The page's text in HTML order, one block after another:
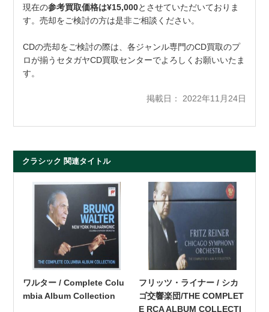
現在の参考買取価格は¥15,000とさせていただいておりま
す。売却をご検討の方は是非ご相談ください。
CDの売却をご検討の際は、各ジャンル専門のCD買取のプ
ロが揃うセタガヤCD買取センターでよろしくお願いいたま
す。
掲載日： 2022年11月24日
クラシック 関連タイトル
ワルター / Complete Colu
mbia Album Collection
フリッツ・ライナー / シカ
ゴ交響楽団/THE COMPLET
E RCA ALBUM COLLECTI